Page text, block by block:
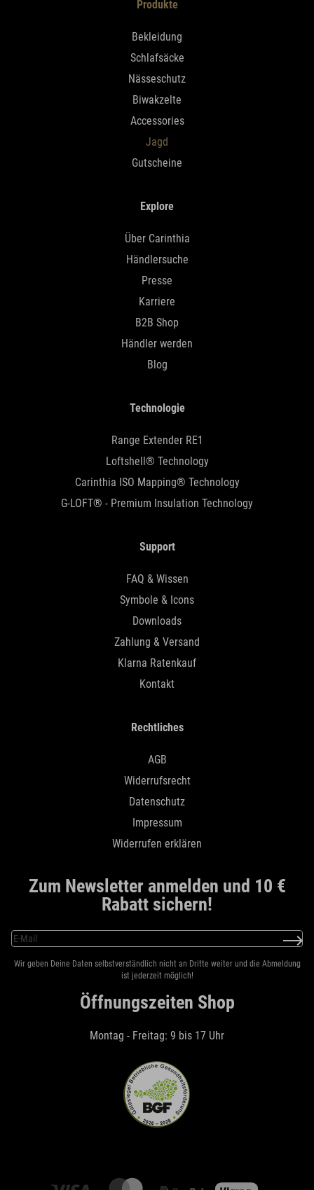
Produkte
Bekleidung
Schlafsäcke
Nässeschutz
Biwakzelte
Accessories
Jagd
Gutscheine
Explore
Über Carinthia
Händlersuche
Presse
Karriere
B2B Shop
Händler werden
Blog
Technologie
Range Extender RE1
Loftshell® Technology
Carinthia ISO Mapping® Technology
G-LOFT® - Premium Insulation Technology
Support
FAQ & Wissen
Symbole & Icons
Downloads
Zahlung & Versand
Klarna Ratenkauf
Kontakt
Rechtliches
AGB
Widerrufsrecht
Datenschutz
Impressum
Widerrufen erklären
Zum Newsletter anmelden und 10 €
Rabatt sichern!
Wir geben Deine Daten selbstverständlich nicht an Dritte weiter und die Abmeldung
ist jederzeit möglich!
Öffnungszeiten Shop
Montag - Freitag: 9 bis 17 Uhr